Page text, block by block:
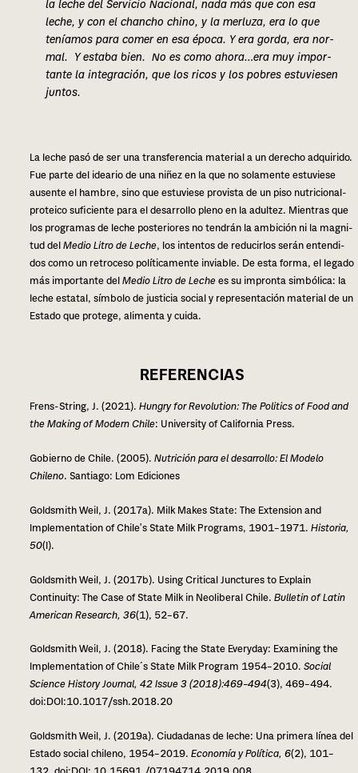
la leche del Servicio Nacional, nada más que con esa
leche, y con el chan­cho chino, y la mer­lu­za, era lo que
tenía­mos para comer en esa época. Y era gorda, era nor­
mal. Y esta­ba bien. No es como ahora…era muy impor­
tan­te la inte­gra­ción, que los ricos y los pobres estu­vie­sen
jun­tos.
La leche pasó de ser una trans­fe­ren­cia mate­rial a un dere­cho adqui­ri­do.
Fue parte del idea­rio de una niñez en la que no sola­men­te estu­vie­se
ausen­te el ham­bre, sino que estu­vie­se pro­vis­ta de un piso nutri­cio­nal-
pro­tei­co sufi­cien­te para el desa­rro­llo pleno en la adul­tez. Mientras que
los pro­gra­mas de leche pos­te­rio­res no ten­drán la ambi­ción ni la mag­ni­
tud delMedio Litro de Leche, los inten­tos de redu­cir­los serán enten­di­
dos como un retro­ce­so polí­ti­ca­men­te invia­ble. De esta forma, el lega­do
más impor­tan­te delMedio Litro de Lechees su impron­ta sim­bó­li­ca: la
leche esta­tal, sím­bo­lo de jus­ti­cia social y repre­sen­ta­ción mate­rial de un
Estado que pro­te­ge, ali­men­ta y cuida.
REFERENCIAS
Frens-String, J. (2021). Hungry for Revolution: The Politics of Food and
the Making of Modern Chile: University of California Press.
Gobierno de Chile. (2005). Nutrición para el desa­rro­llo: El Modelo
Chileno. Santiago: Lom Ediciones
Goldsmith Weil, J. (2017a). Milk Makes State: The Extension and
Implementation of Chile’s State Milk Programs, 1901–1971. Historia,
50(I).
Goldsmith Weil, J. (2017b). Using Critical Junctures to Explain
Continuity: The Case of State Milk in Neoliberal Chile. Bulletin of Latin
American Research, 36(1), 52–67.
Goldsmith Weil, J. (2018). Facing the State Everyday: Examining the
Implementation of Chile´s State Milk Program 1954–2010. Social
Science History Journal, 42 Issue 3 (2018):469–494(3), 469–494.
doi:DOI:10.1017/ssh.2018.20
Goldsmith Weil, J. (2019a). Ciudadanas de leche: Una pri­me­ra línea del
Estado social chi­leno, 1954–2019. Economía y Política, 6(2), 101–